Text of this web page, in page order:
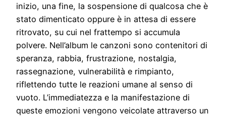
inizio, una fine, la sospensione di qualcosa che è
stato dimenticato oppure è in attesa di essere
ritrovato, su cui nel frattempo si accumula
polvere. Nell’album le canzoni sono contenitori di
speranza, rabbia, frustrazione, nostalgia,
rassegnazione, vulnerabilità e rimpianto,
riflettendo tutte le reazioni umane al senso di
vuoto. L’immediatezza e la manifestazione di
queste emozioni vengono veicolate attraverso un